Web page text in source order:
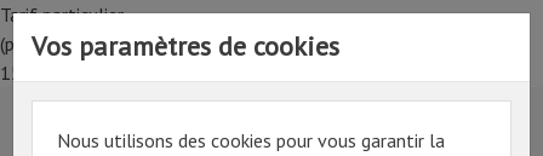
Tarif particulier,
(professionnel, connectez-vous pour bénéficier de la remise de
15%)
Tarif particulier,
Vos paramètres de cookies
Nous utilisons des cookies pour vous garantir la